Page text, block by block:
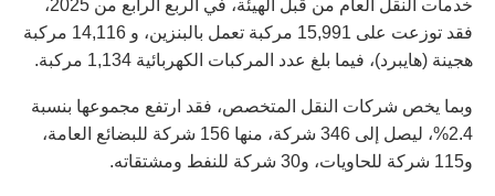
خدمات النقل العام من قبل الهيئة، في الربع الرابع من 2025،
فقد توزعت على 15,991 مركبة تعمل بالبنزين، و 14,116 مركبة
هجينة (هايبرد)، فيما بلغ عدد المركبات الكهربائية 1,134 مركبة.
وبما يخص شركات النقل المتخصص، فقد ارتفع مجموعها بنسبة
2.4%، ليصل إلى 346 شركة، منها 156 شركة للبضائع العامة،
و115 شركة للحاويات، و30 شركة للنفط ومشتقاته.